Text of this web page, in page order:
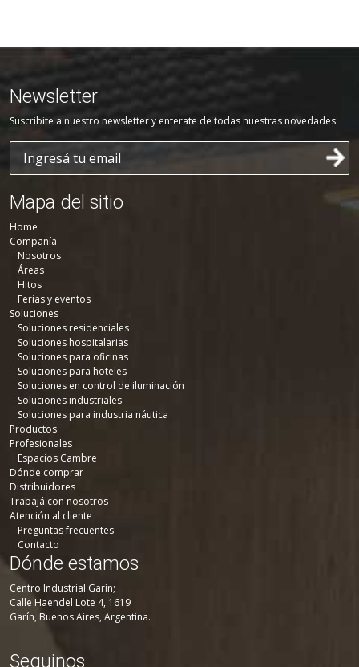
Newsletter
Suscribite a nuestro newsletter y enterate de todas nuestras novedades:
Mapa del sitio
Home
Compañía
Nosotros
Áreas
Hitos
Ferias y eventos
Soluciones
Soluciones residenciales
Soluciones hospitalarias
Soluciones para oficinas
Soluciones para hoteles
Soluciones en control de iluminación
Soluciones industriales
Soluciones para industria náutica
Productos
Profesionales
Espacios Cambre
Dónde comprar
Distribuidores
Trabajá con nosotros
Atención al cliente
Preguntas frecuentes
Contacto
Dónde estamos
Centro Industrial Garín;
Calle Haendel Lote 4, 1619
Garín, Buenos Aires, Argentina.
Seguinos